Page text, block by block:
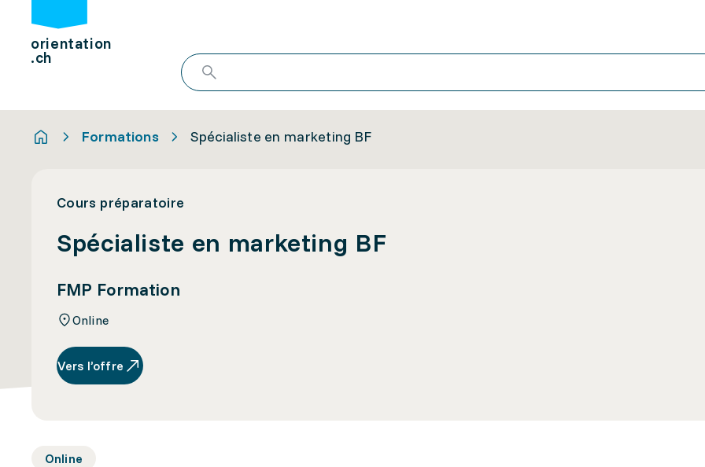
orientation
.ch
Formations Spécialiste en marketing BF
Cours préparatoire
Spécialiste en marketing BF
FMP Formation
Online
Vers l’offre
Online